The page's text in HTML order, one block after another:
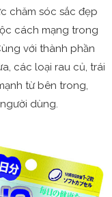
chăm sóc sắc đẹp
cách mạng trong
với thành phần
các loại rau củ, trái
từ bên trong,
dùng.